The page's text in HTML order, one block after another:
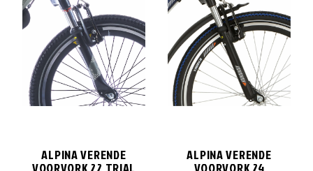
ALPINA VERENDE ALPINA VERENDE